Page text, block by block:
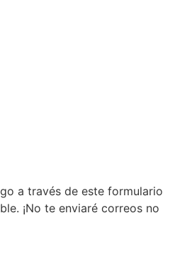
a través de este formulario
¡No te enviaré correos no